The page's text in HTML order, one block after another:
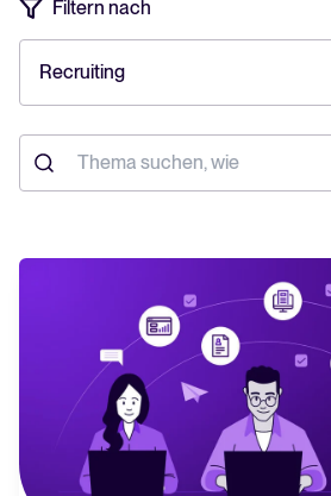
Tellent Recruitee ROI-Rechner
Tellent Recruitee
Filtern nach
Recruiting